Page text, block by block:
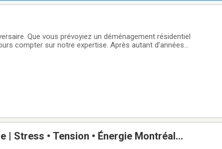
Que vous prévoyiez un déménagement résidentiel
compter sur notre expertise. Après autant d’années
Stress • Tension • Énergie Montréal